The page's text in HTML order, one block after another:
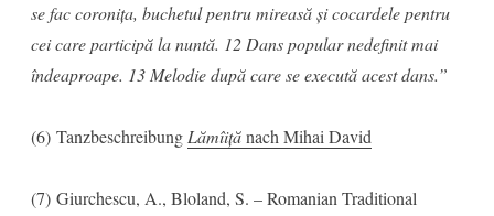
se fac coronița, buchetul pentru mireasă și cocardele pentru
cei care participă la nuntă. 12 Dans popular nedefinit mai
îndeaproape. 13 Melodie după care se execută acest dans.”
(6) TanzbeschreibungLămîițănach Mihai David
(7) Giurchescu, A., Bloland, S. – Romanian Traditional